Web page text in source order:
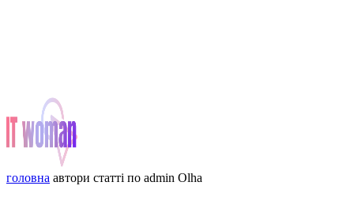
головна автори статті по admin Olha